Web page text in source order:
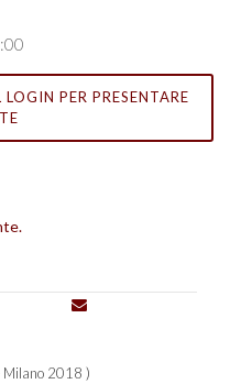
PER PRESENTARE
2018 )